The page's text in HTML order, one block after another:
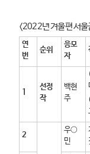
<2022년 겨울편 서울
연
번
순위
응모
자
1
선정
작
백현
주
2
우○
민